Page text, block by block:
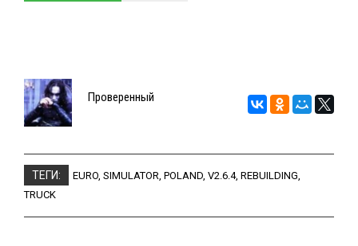
Проверенный
ТЕГИ: EURO, SIMULATOR, POLAND, V2.6.4, REBUILDING,
TRUCK